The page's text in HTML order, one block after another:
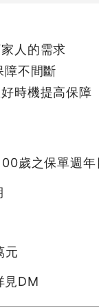
人的需求
障不間斷
時機提高保障
歲之保單週年
元
見DM